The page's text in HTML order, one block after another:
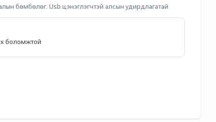
бөмбөлөг. Usb цэнэглэгчтэй алсын удирдлагатай
боломжтой